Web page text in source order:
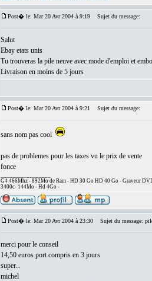
Post� le: Mar 20 Avr 2004 à 9:19 Sujet du message:
Salut
Ebay etats unis
Tu trouveras la pile neuve avec mode d'emploi et
Livraison en moins de 5 jours
Post� le: Mar 20 Avr 2004 à 9:21 Sujet du message:
sans nom pas cool
pas de problemes pour les taxes vu le prix de vente
fonce
G4 466Mhz - 892Mo de Ram - HD 30 Go HD 40 Go - Graveur
3400c- 144Mo - Hd 4Go -
Post� le: Mar 20 Avr 2004 à 23:30 Sujet du message:
merci pour le conseil
14,50 euros port compris en 3 jours
super...
michel